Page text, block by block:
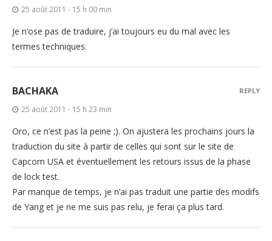
25 août 2011 - 15 h 00 min
Je n’ose pas de traduire, j’ai toujours eu du mal avec les
termes techniques.
BACHAKA
25 août 2011 - 15 h 23 min
Oro, ce n’est pas la peine ;). On ajustera les prochains jours la
traduction du site à partir de celles qui sont sur le site de
Capcom USA et éventuellement les retours issus de la phase
de lock test.
Par manque de temps, je n’ai pas traduit une partie des modifs
de Yang et je ne me suis pas relu, je ferai ça plus tard.
REPLY